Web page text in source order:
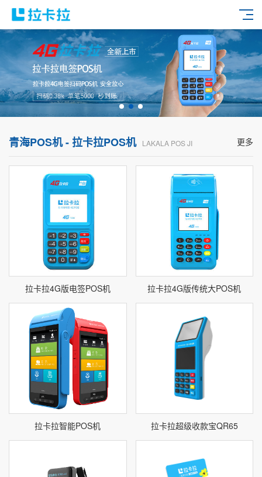
更多
青海POS机 - 拉卡拉POS机 LAKALA POS JI
拉卡拉4G版电签POS机 拉卡拉4G版传统大POS机
拉卡拉智能POS机 拉卡拉超级收款宝QR65